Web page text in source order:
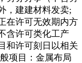
，建建材料发卖;
在许可无效期内方
含许可类化工产
和许可刻日以相关
项目：金属布局